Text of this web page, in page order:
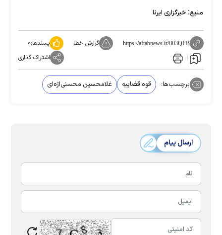
منبع: خبرگزاری ایرنا
https://aftabnews.ir/003QFB گزارش خطا پسندها:۰
اشتراک گذاری
برچسب‌ها: قوه قضاییه غلامحسین محسنی‌اژه‌ای
ارسال پیام